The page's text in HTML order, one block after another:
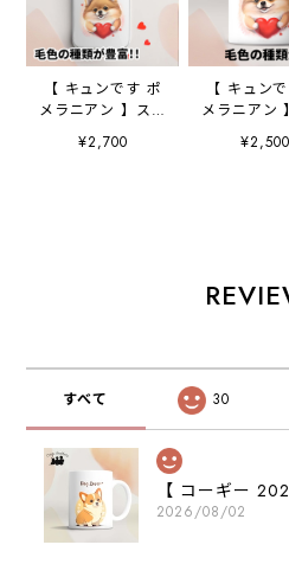
【 キュンです ポ
メラニアン 】スマ
ホケース クリア
ソフトケース
¥2,700
【 キュン
メラニアン
ニスター
器 お家用
¥2,500
すべて 30
2026/08/02